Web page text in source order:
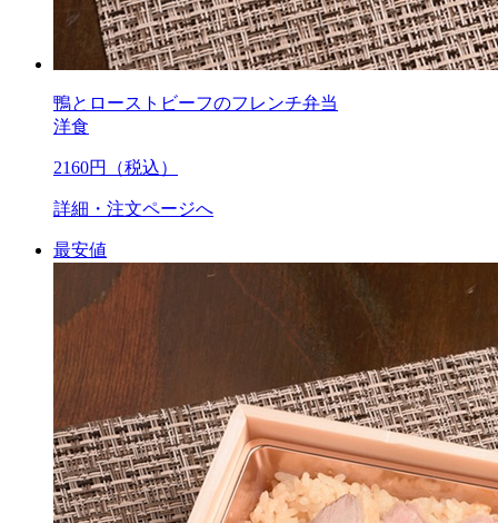
鴨とローストビーフのフレンチ弁当
洋食
2160円（税込）
詳細・注文ページへ
最安値